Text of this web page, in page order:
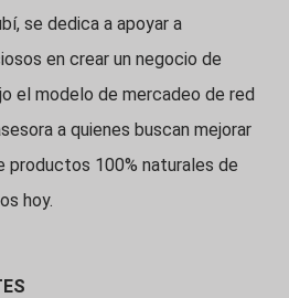
se dedica a apoyar a
en crear un negocio de
el modelo de mercadeo de red
a quienes buscan mejorar
productos 100% naturales de
hoy.